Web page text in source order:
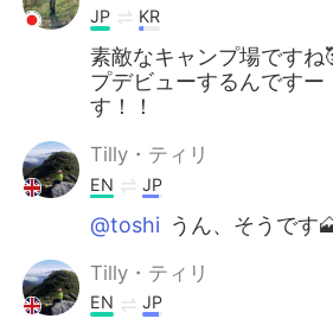
JP KR
素敵なキャンプ場ですね
プデビューするんです
す！！
Tilly・ティリ
EN JP
@toshi うん、そうです
Tilly・ティリ
EN JP